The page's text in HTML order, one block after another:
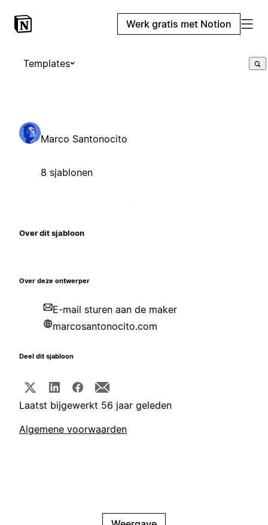
Werk gratis met Notion
Templates
Marco Santonocito
8 sjablonen
Over dit sjabloon
Over deze ontwerper
E-mail sturen aan de maker
marcosantonocito.com
Deel dit sjabloon
Laatst bijgewerkt 56 jaar geleden
Algemene voorwaarden